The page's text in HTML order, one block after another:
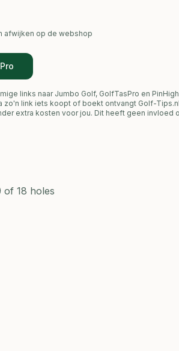
afwijken op de webshop
links naar Jumbo Golf, GolfTasPro en PinHigh
zo'n link iets koopt of boekt ontvangt Golf-Tips.nl
extra kosten voor jou. Dit heeft geen invloed
of 18 holes